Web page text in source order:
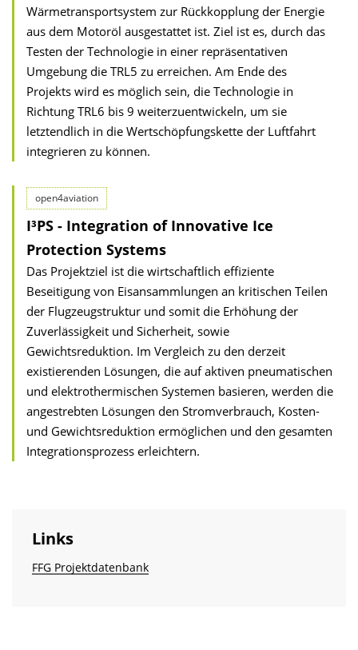
Wärmetransportsystem zur Rückkopplung der Energie
aus dem Motoröl ausgestattet ist. Ziel ist es, durch das
Testen der Technologie in einer repräsentativen
Umgebung die TRL5 zu erreichen. Am Ende des
Projekts wird es möglich sein, die Technologie in
Richtung TRL6 bis 9 weiterzuentwickeln, um sie
letztendlich in die Wertschöpfungskette der Luftfahrt
integrieren zu können.
open4aviation
I³PS - Integration of Innovative Ice
Protection Systems
Das Projektziel ist die wirtschaftlich effiziente
Beseitigung von Eisansammlungen an kritischen Teilen
der Flugzeugstruktur und somit die Erhöhung der
Zuverlässigkeit und Sicherheit, sowie
Gewichtsreduktion. Im Vergleich zu den derzeit
existierenden Lösungen, die auf aktiven pneumatischen
und elektrothermischen Systemen basieren, werden die
angestrebten Lösungen den Stromverbrauch, Kosten-
und Gewichtsreduktion ermöglichen und den gesamten
Integrationsprozess erleichtern.
Links
FFG Projektdatenbank